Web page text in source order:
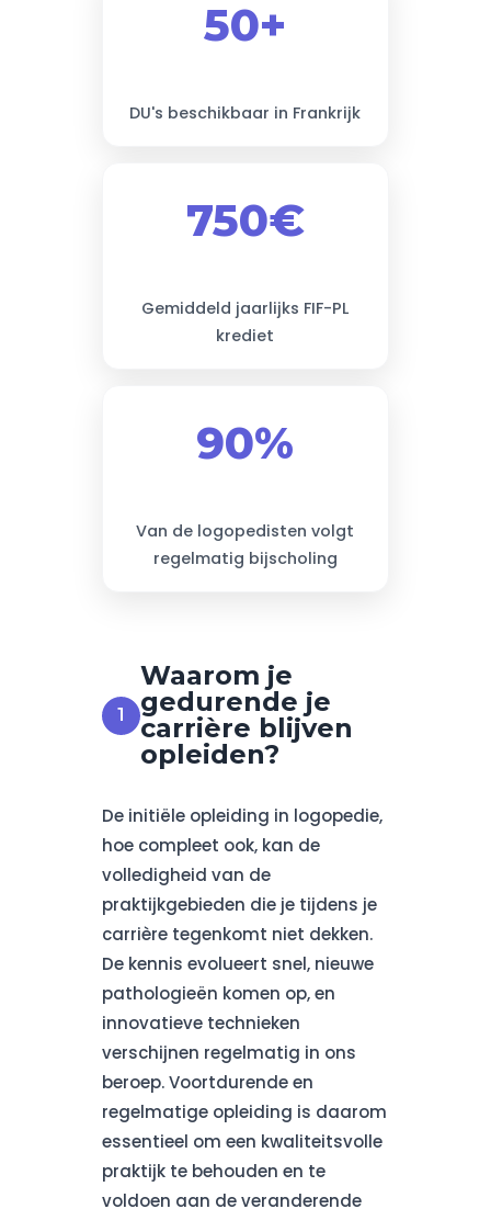
50+
DU's beschikbaar in Frankrijk
750€
Gemiddeld jaarlijks FIF-PL
krediet
90%
Van de logopedisten volgt
regelmatig bijscholing
Waarom je
gedurende je
carrière blijven
opleiden?
De initiële opleiding in logopedie,
hoe compleet ook, kan de
volledigheid van de
praktijkgebieden die je tijdens je
carrière tegenkomt niet dekken.
De kennis evolueert snel, nieuwe
pathologieën komen op, en
innovatieve technieken
verschijnen regelmatig in ons
beroep. Voortdurende en
regelmatige opleiding is daarom
essentieel om een kwaliteitsvolle
praktijk te behouden en te
voldoen aan de veranderende